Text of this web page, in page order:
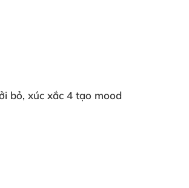
bỏ, xúc xắc 4 tạo mood